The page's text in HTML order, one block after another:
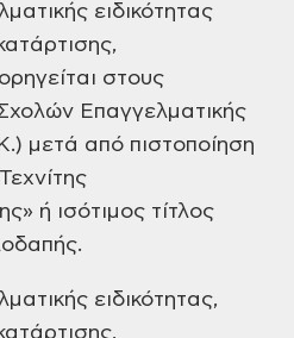
ειδικότητας
στους
Επαγγελματικής
μετά από πιστοποίηση
ή ισότιμος τίτλος
ειδικότητας,